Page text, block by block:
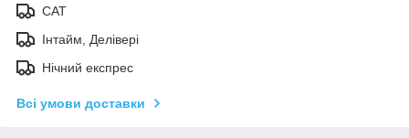
САТ
Інтайм, Делівері
Нічний експрес
Всі умови доставки